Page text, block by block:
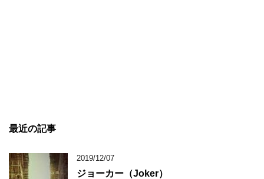
最近の記事
2019/12/07
ジョーカー（Joker）